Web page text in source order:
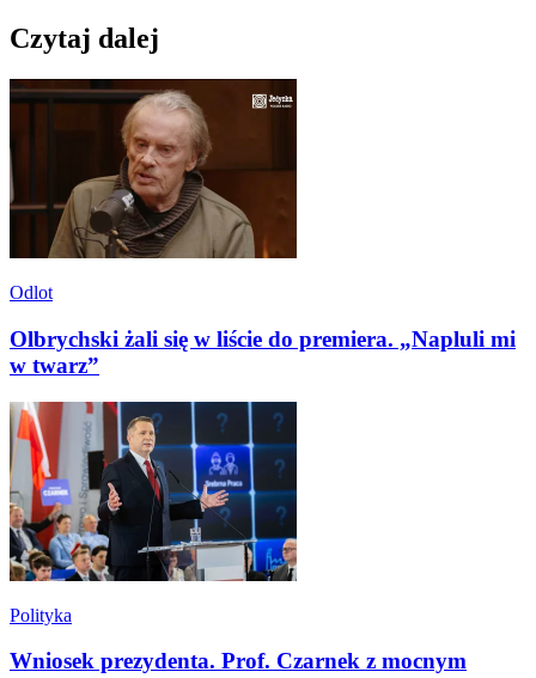
Czytaj dalej
Odlot
Olbrychski żali się w liście do premiera. „Napluli mi
w twarz”
Polityka
Wniosek prezydenta. Prof. Czarnek z mocnym